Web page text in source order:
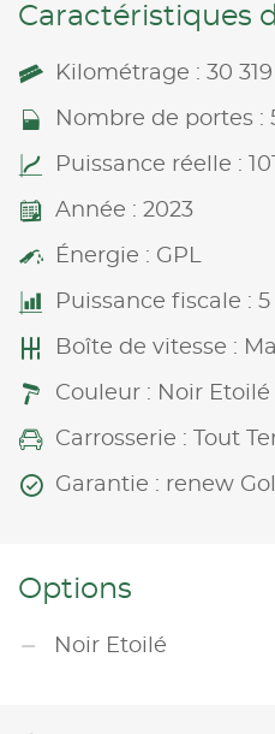
Caractéristiques
Kilométrage : 30
Nombre de portes :
Puissance réelle :
Année : 2023
Énergie : GPL
Puissance fiscale : 5
Boîte de vitesse :
Couleur : Noir Etoilé
Carrosserie : Tout
Garantie : renew
Options
Noir Etoilé